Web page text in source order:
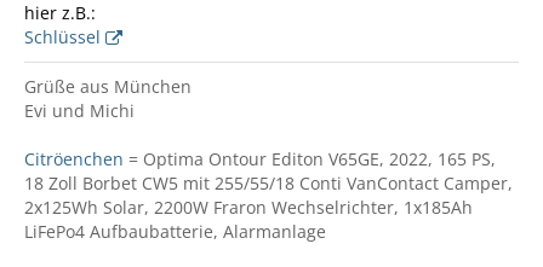
hier z.B.:
Schlüssel
Grüße aus München
Evi und Michi
Citröenchen = Optima Ontour Editon V65GE, 2022, 165 PS,
18 Zoll Borbet CW5 mit 255/55/18 Conti VanContact Camper,
2x125Wh Solar, 2200W Fraron Wechselrichter, 1x185Ah
LiFePo4 Aufbaubatterie, Alarmanlage